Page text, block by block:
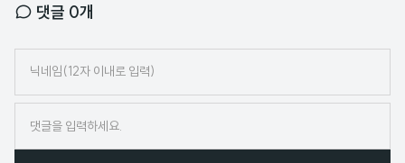
댓글 0개
임